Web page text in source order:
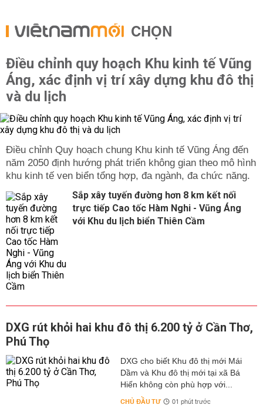
CHỌN
Điều chỉnh quy hoạch Khu kinh tế Vũng
Áng, xác định vị trí xây dựng khu đô thị
và du lịch
Điều chỉnh Quy hoạch chung Khu kinh tế Vũng Áng đến
năm 2050 định hướng phát triển không gian theo mô hình
khu kinh tế ven biển tổng hợp, đa ngành, đa chức năng.
Sắp xây tuyến đường hơn 8 km kết nối
trực tiếp Cao tốc Hàm Nghi - Vũng Áng
với Khu du lịch biển Thiên Cầm
DXG rút khỏi hai khu đô thị 6.200 tỷ ở Cần Thơ,
Phú Thọ
DXG cho biết Khu đô thị mới Mái
Dầm và Khu đô thị mới tại xã Bá
Hiến không còn phù hợp với...
CHỦ ĐẦU TƯ 01 phút trước